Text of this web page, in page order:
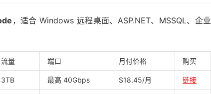
，适合 Windows 远程桌面、ASP.NET、MSSQL、企业
流量 端口 月付价格 购买
3TB 最高 40Gbps $18.45/月 链接